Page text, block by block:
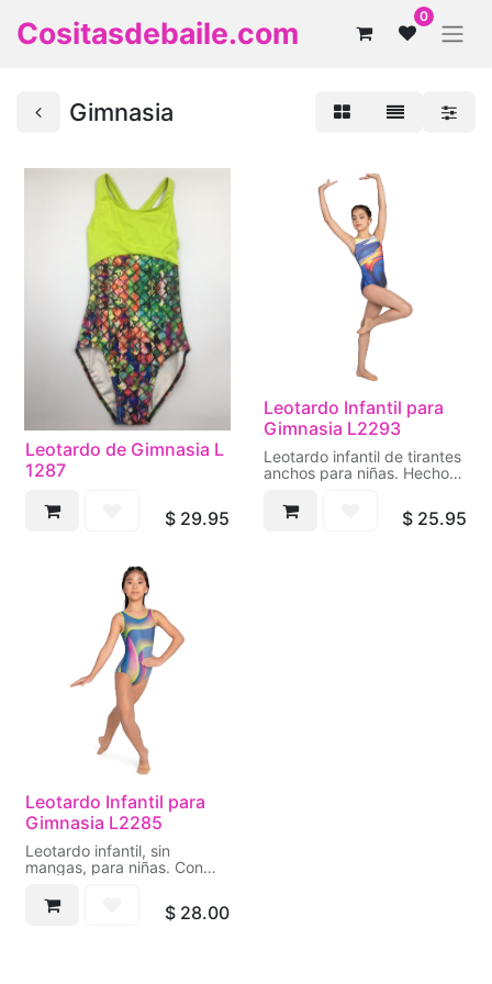
Cositasdebaile.com 0
Gimnasia
Leotardo de Gimnasia L
1287
$ 29.95
Leotardo Infantil para
Gimnasia L2293
Leotardo infantil de tirantes
anchos para niñas. Hecho
exclusivo estampado.
$ 25.95
Leotardo Infantil para
Gimnasia L2285
Leotardo infantil, sin
mangas, para niñas. Con
espalda. Hecho en tela con
exclusivo estampado.
$ 28.00